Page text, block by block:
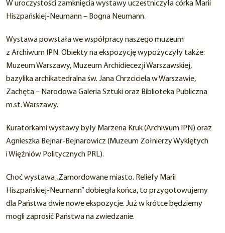
W uroczystości zamknięcia wystawy uczestniczyła córka Marii
Hiszpańskiej-Neumann – Bogna Neumann.
Wystawa powstała we współpracy naszego muzeum
z Archiwum IPN. Obiekty na ekspozycję wypożyczyły także:
Muzeum Warszawy, Muzeum Archidiecezji Warszawskiej,
bazylika archikatedralna św. Jana Chrzciciela w Warszawie,
Zachęta – Narodowa Galeria Sztuki oraz Biblioteka Publiczna
m.st. Warszawy.
Kuratorkami wystawy były Marzena Kruk (Archiwum IPN) oraz
Agnieszka Bejnar-Bejnarowicz (Muzeum Żołnierzy Wyklętych
i Więźniów Politycznych PRL).
Choć wystawa „Zamordowane miasto. Reliefy Marii
Hiszpańskiej-Neumann” dobiegła końca, to przygotowujemy
dla Państwa dwie nowe ekspozycje. Już w krótce będziemy
mogli zaprosić Państwa na zwiedzanie.